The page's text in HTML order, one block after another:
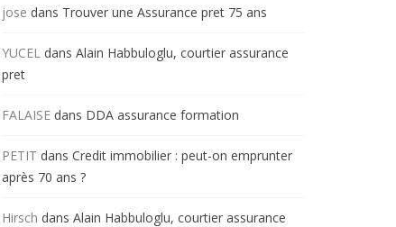
jose dans Trouver une Assurance pret 75 ans
YUCEL dans Alain Habbuloglu, courtier assurance
pret
FALAISE dans DDA assurance formation
PETIT dans Credit immobilier : peut-on emprunter
après 70 ans ?
Hirsch dans Alain Habbuloglu, courtier assurance